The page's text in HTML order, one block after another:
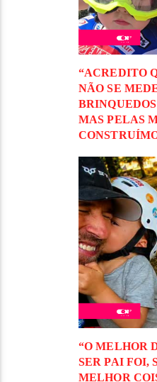
“ACREDITO
NÃO SE
MAS PELAS
“O MELHOR
SER PAI FOI,
MELHOR